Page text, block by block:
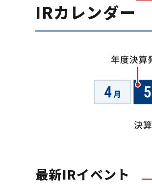
IRカレンダー
最新IRイベント